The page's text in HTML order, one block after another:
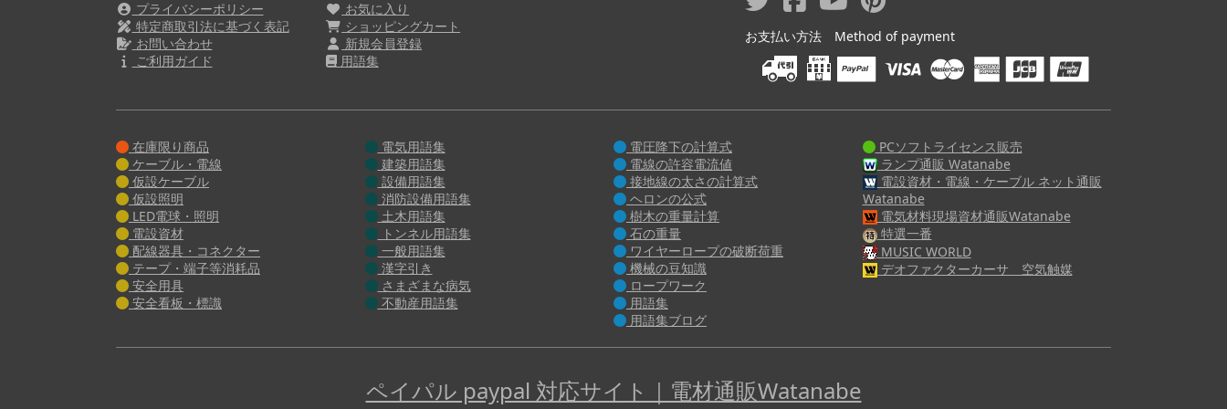
プライバシーポリシー
特定商取引法に基づく表記
お問い合わせ
ご利用ガイド
お気に入り
ショッピングカート
新規会員登録
用語集
お支払い方法 Method of payment
在庫限り商品
ケーブル・電線
仮設ケーブル
仮設照明
LED電球・照明
電設資材
配線器具・コネクター
テープ・端子等消耗品
安全用具
安全看板・標識
電気用語集
建築用語集
設備用語集
消防設備用語集
土木用語集
トンネル用語集
一般用語集
漢字引き
さまざまな病気
不動産用語集
電圧降下の計算式
電線の許容電流値
接地線の太さの計算式
ヘロンの公式
樹木の重量計算
石の重量
ワイヤーロープの破断荷重
機械の豆知識
ロープワーク
用語集
用語集ブログ
PCソフトライセンス販売
ランプ通販 Watanabe
電設資材・電線・ケーブル ネット通販
Watanabe
電気材料現場資材通販Watanabe
特選一番
MUSIC WORLD
デオファクターカーサ 空気触媒
ペイパル paypal 対応サイト｜電材通販Watanabe